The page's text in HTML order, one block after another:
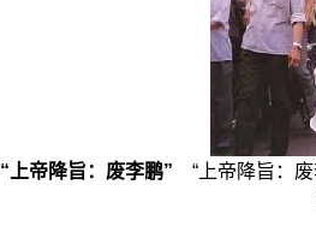
“上帝降旨：废李鹏” “上帝降旨：废